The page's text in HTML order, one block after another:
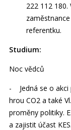
222 112
referentku.
Studium:
Noc vědců
- Jedná se o akci
hrou CO2 a také
proměny politiky.
a zajistit účast KES.